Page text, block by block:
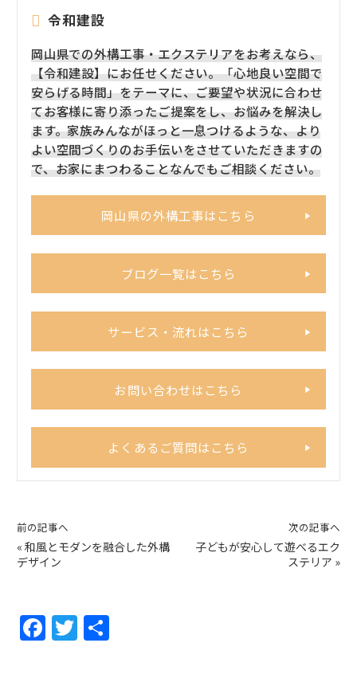
令和建設
岡山県での外構工事・エクステリアをお考えなら、
【令和建設】にお任せください。「心地良い空間で
安らげる時間」をテーマに、ご要望や状況に合わせ
てお客様に寄り添ったご提案をし、お悩みを解決し
ます。家族みんながほっと一息つけるような、より
よい空間づくりのお手伝いをさせていただきますの
で、お家にまつわることなんでもご相談ください。
岡山県の外構工事はこちら
ブログ一覧はこちら
サービス・流れはこちら
お問い合わせはこちら
よくあるご質問はこちら
前の記事へ
« 和風とモダンを融合した外構
デザイン
次の記事へ
子どもが安心して遊べるエク
ステリア »
F
a
T
w